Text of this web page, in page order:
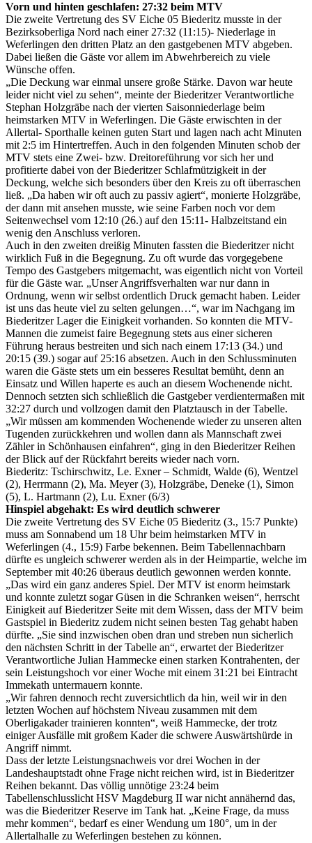
Vorn und hinten geschlafen: 27:32 beim MTV
Die zweite Vertretung des SV Eiche 05 Biederitz musste in der
Bezirksoberliga Nord nach einer 27:32 (11:15)- Niederlage in
Weferlingen den dritten Platz an den gastgebenen MTV abgeben.
Dabei ließen die Gäste vor allem im Abwehrbereich zu viele
Wünsche offen.
„Die Deckung war einmal unsere große Stärke. Davon war heute
leider nicht viel zu sehen“, meinte der Biederitzer Verantwortliche
Stephan Holzgräbe nach der vierten Saisonniederlage beim
heimstarken MTV in Weferlingen. Die Gäste erwischten in der
Allertal- Sporthalle keinen guten Start und lagen nach acht Minuten
mit 2:5 im Hintertreffen. Auch in den folgenden Minuten schob der
MTV stets eine Zwei- bzw. Dreitoreführung vor sich her und
profitierte dabei von der Biederitzer Schlafmützigkeit in der
Deckung, welche sich besonders über den Kreis zu oft überraschen
ließ. „Da haben wir oft auch zu passiv agiert“, monierte Holzgräbe,
der dann mit ansehen musste, wie seine Farben noch vor dem
Seitenwechsel vom 12:10 (26.) auf den 15:11- Halbzeitstand ein
wenig den Anschluss verloren.
Auch in den zweiten dreißig Minuten fassten die Biederitzer nicht
wirklich Fuß in die Begegnung. Zu oft wurde das vorgegebene
Tempo des Gastgebers mitgemacht, was eigentlich nicht von Vorteil
für die Gäste war. „Unser Angriffsverhalten war nur dann in
Ordnung, wenn wir selbst ordentlich Druck gemacht haben. Leider
ist uns das heute viel zu selten gelungen…“, war im Nachgang im
Biederitzer Lager die Einigkeit vorhanden. So konnten die MTV-
Mannen die zumeist faire Begegnung stets aus einer sicheren
Führung heraus bestreiten und sich nach einem 17:13 (34.) und
20:15 (39.) sogar auf 25:16 absetzen. Auch in den Schlussminuten
waren die Gäste stets um ein besseres Resultat bemüht, denn an
Einsatz und Willen haperte es auch an diesem Wochenende nicht.
Dennoch setzten sich schließlich die Gastgeber verdientermaßen mit
32:27 durch und vollzogen damit den Platztausch in der Tabelle.
„Wir müssen am kommenden Wochenende wieder zu unseren alten
Tugenden zurückkehren und wollen dann als Mannschaft zwei
Zähler in Schönhausen einfahren“, ging in den Biederitzer Reihen
der Blick auf der Rückfahrt bereits wieder nach vorn.
Biederitz: Tschirschwitz, Le. Exner – Schmidt, Walde (6), Wentzel
(2), Herrmann (2), Ma. Meyer (3), Holzgräbe, Deneke (1), Simon
(5), L. Hartmann (2), Lu. Exner (6/3)
Hinspiel abgehakt: Es wird deutlich schwerer
Die zweite Vertretung des SV Eiche 05 Biederitz (3., 15:7 Punkte)
muss am Sonnabend um 18 Uhr beim heimstarken MTV in
Weferlingen (4., 15:9) Farbe bekennen. Beim Tabellennachbarn
dürfte es ungleich schwerer werden als in der Heimpartie, welche im
September mit 40:26 überaus deutlich gewonnen werden konnte.
„Das wird ein ganz anderes Spiel. Der MTV ist enorm heimstark
und konnte zuletzt sogar Güsen in die Schranken weisen“, herrscht
Einigkeit auf Biederitzer Seite mit dem Wissen, dass der MTV beim
Gastspiel in Biederitz zudem nicht seinen besten Tag gehabt haben
dürfte. „Sie sind inzwischen oben dran und streben nun sicherlich
den nächsten Schritt in der Tabelle an“, erwartet der Biederitzer
Verantwortliche Julian Hammecke einen starken Kontrahenten, der
sein Leistungshoch vor einer Woche mit einem 31:21 bei Eintracht
Immekath untermauern konnte.
„Wir fahren dennoch recht zuversichtlich da hin, weil wir in den
letzten Wochen auf höchstem Niveau zusammen mit dem
Oberligakader trainieren konnten“, weiß Hammecke, der trotz
einiger Ausfälle mit großem Kader die schwere Auswärtshürde in
Angriff nimmt.
Dass der letzte Leistungsnachweis vor drei Wochen in der
Landeshauptstadt ohne Frage nicht reichen wird, ist in Biederitzer
Reihen bekannt. Das völlig unnötige 23:24 beim
Tabellenschlusslicht HSV Magdeburg II war nicht annähernd das,
was die Biederitzer Reserve im Tank hat. „Keine Frage, da muss
mehr kommen“, bedarf es einer Wendung um 180°, um in der
Allertalhalle zu Weferlingen bestehen zu können.